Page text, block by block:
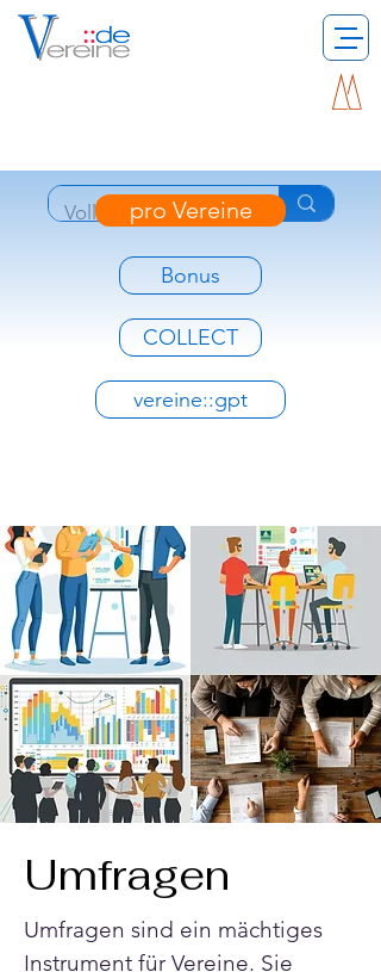
pro Vereine
Bonus
COLLECT
vereine::gpt
Umfragen
Umfragen sind ein mächtiges
Instrument für Vereine. Sie